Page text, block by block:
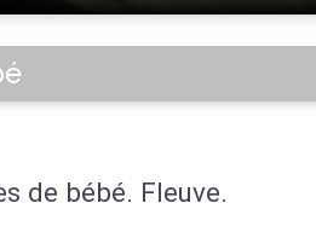
de bébé. Fleuve.